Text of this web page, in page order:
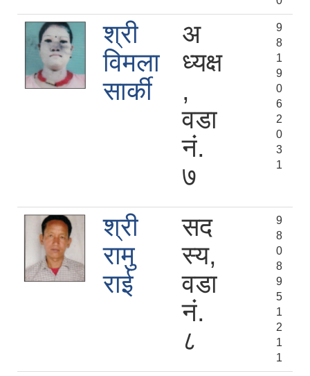
श्री
विमला
सार्की
अ
ध्यक्ष
,
वडा
नं.
७
9
8
1
9
0
6
2
0
3
1
श्री
रामु
राई
सद
स्य,
वडा
नं.
८
9
8
0
8
9
5
1
2
1
1